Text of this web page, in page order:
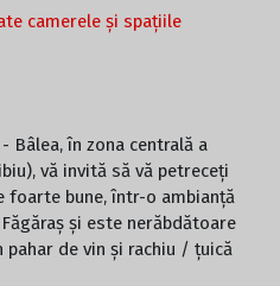
camerele și spațiile
Bâlea, în zona centrală a
vă invită să vă petreceți
foarte bune, într-o ambianță
și este nerăbdătoare
pahar de vin și rachiu / țuică